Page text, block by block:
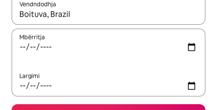
Vendndodhja
Kur rezultatet të jenë të disponueshme, lëviz me butonat e
Mbërritja
Largimi